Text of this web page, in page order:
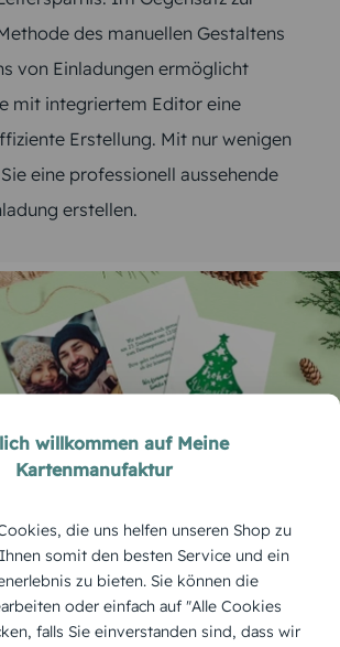
des manuellen Gestaltens
von Einladungen ermöglicht
mit integriertem Editor eine
Erstellung. Mit nur wenigen
eine professionell aussehende
erstellen.
Weihnachtsessen kann
dass Sie weder Vorkenntnisse
willkommen auf Meine
Kartenmanufaktur
die uns helfen unseren Shop zu
somit den besten Service und ein
zu bieten. Sie können die
oder einfach auf "Alle Cookies
falls Sie einverstanden sind, dass wir